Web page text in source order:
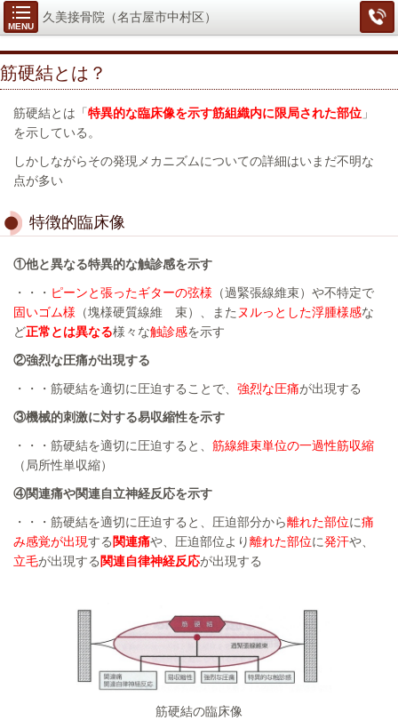
MENU
久美接骨院（名古屋市中村区）
筋硬結とは？
筋硬結とは「 特異的な臨床像を示す筋組織内に限局された部位 」
を示している。
しかしながらその発現メカニズムについての詳細はいまだ不明な
点が多い
特徴的臨床像
①他と異なる特異的な触診感を示す
・・・ ピーンと張ったギターの弦様 （過緊張線維束）や不特定で
固いゴム様 （塊様硬質線維 束）、また ヌルっとした浮腫様感な
ど正常とは異なる様々な触診感を示す
②強烈な圧痛が出現する
・・・筋硬結を適切に圧迫することで、 強烈な圧痛が出現する
③機械的刺激に対する易収縮性を示す
・・・筋硬結を適切に圧迫すると、 筋線維束単位の一過性筋収縮
（局所性単収縮）
④関連痛や関連自立神経反応を示す
・・・筋硬結を適切に圧迫すると、圧迫部分から離れた部位に痛
み感覚が出現する 関連痛や、圧迫部位より離れた部位に発汗や、
立毛が出現する 関連自律神経反応が出現する
筋硬結の臨床像